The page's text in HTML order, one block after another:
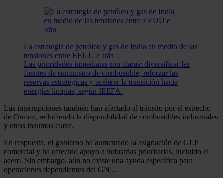
La estrategia de petróleo y gas de India en medio de las
tensiones entre EEUU e Irán
Las prioridades inmediatas son claras: diversificar las
fuentes de suministro de combustible, reforzar las
reservas estratégicas y acelerar la transición hacia
energías limpias, según IEEFA.
Las interrupciones también han afectado al tránsito por el estrecho
de Ormuz, reduciendo la disponibilidad de combustibles industriales
y otros insumos clave.
En respuesta, el gobierno ha aumentado la asignación de GLP
comercial y ha ofrecido apoyo a industrias prioritarias, incluido el
acero. Sin embargo, aún no existe una ayuda específica para
operaciones dependientes del GNL.